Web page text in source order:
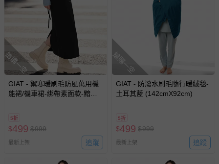
搶購一空
GIAT - 禦寒暖刷毛防風萬用機
能裙/機車裙-綁帶素面款-黯夜
5折
$499 $999
最新上架 追蹤
搶購一空
GIAT - 防潑水刷毛隨行暖絨毯-
土耳其藍 (142cmX92cm)
5折
$499 $999
最新上架 追蹤